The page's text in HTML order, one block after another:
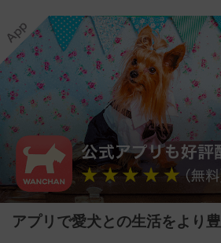
アプリで愛犬との生活をより豊